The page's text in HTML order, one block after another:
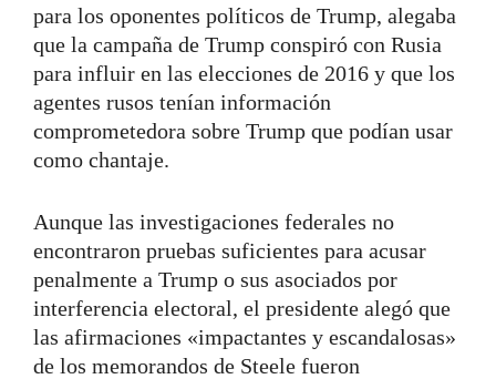
para los oponentes políticos de Trump, alegaba
que la campaña de Trump conspiró con Rusia
para influir en las elecciones de 2016 y que los
agentes rusos tenían información
comprometedora sobre Trump que podían usar
como chantaje.
Aunque las investigaciones federales no
encontraron pruebas suficientes para acusar
penalmente a Trump o sus asociados por
interferencia electoral, el presidente alegó que
las afirmaciones «impactantes y escandalosas»
de los memorandos de Steele fueron